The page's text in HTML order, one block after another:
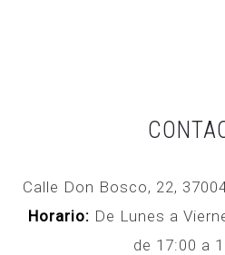
Calle Don Bosco, 22,
Horario: De Lunes a
de 17:00 a